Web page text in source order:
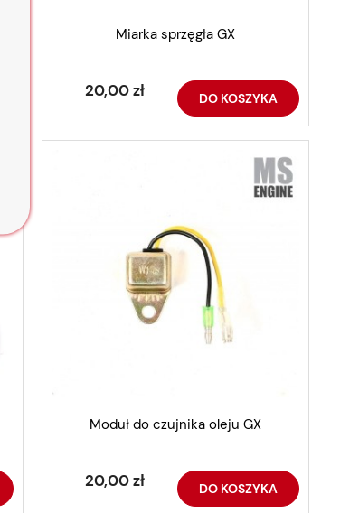
Miarka sprzęgła GX
20,00 zł DO KOSZYKA
Moduł do czujnika oleju GX
20,00 zł DO KOSZYKA